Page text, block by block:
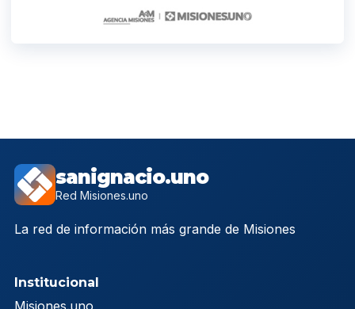
sanignacio.uno
Red Misiones.uno
La red de información más grande de Misiones
Institucional